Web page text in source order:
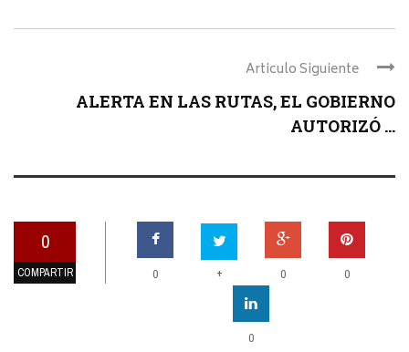
Articulo Siguiente
ALERTA EN LAS RUTAS, EL GOBIERNO
AUTORIZÓ ...
0
COMPARTIR 0 + 0 0
0